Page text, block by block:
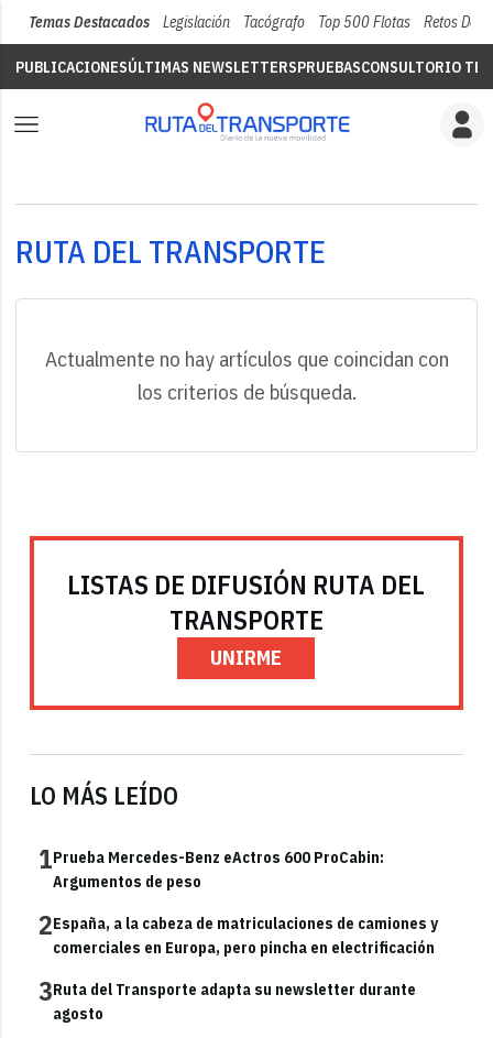
Temas Destacados Legislación Tacógrafo Top 500 Flotas Retos Del
PUBLICACIONESÚLTIMAS NEWSLETTERSPRUEBASCONSULTORIO
RUTA DEL TRANSPORTE
Actualmente no hay artículos que coincidan con
los criterios de búsqueda.
LISTAS DE DIFUSIÓN RUTA DEL
TRANSPORTE
UNIRME
LO MÁS LEÍDO
1Prueba Mercedes-Benz eActros 600 ProCabin:
Argumentos de peso
2España, a la cabeza de matriculaciones de camiones y
comerciales en Europa, pero pincha en electrificación
3Ruta del Transporte adapta su newsletter durante
agosto